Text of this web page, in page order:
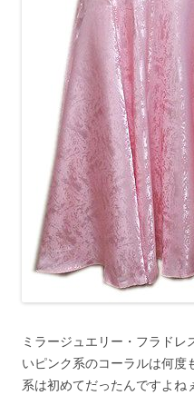
ミラージュエリー・フラド
いピンク系のコーラルは何度
系は初めてだったんですよね